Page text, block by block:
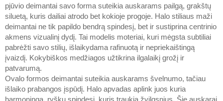
pjūvio deimantai savo forma suteikia auskarams pailgą, grakštų
siluetą, kuris dailiai atrodo bet kokioje progoje. Halo stiliaus maži
deimantai ne tik papildo bendrą spindesį, bet ir sustiprina centrinio
akmens vizualinį dydį. Tai modelis moteriai, kuri mėgsta subtiliai
pabrėžti savo stilių, išlaikydama rafinuotą ir nepriekaištingą
įvaizdį. Kokybiškos medžiagos užtikrina ilgalaikį grožį ir
patvarumą.
Ovalo formos deimantai suteikia auskarams švelnumo, tačiau
išlaiko prabangos įspūdį. Halo apvadas aplink juos kuria